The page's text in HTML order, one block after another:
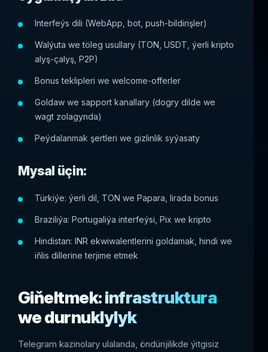
Interfeýs dili (WebApp, bot, push-bildirişler)
Walýuta we töleg usullary (TON, USDT, ýerli kripto
alyş-çalyş, P2P)
Bonus teklipleri we welcome-offerler
Goldaw we sapport kanallary (dogry dilde we
wagt zolagynda)
Peýdalanmak şertleri we gizlinlik syýasaty
Mysal üçin:
Türkiýe: ýerli dil, TON we Papara, lirada bonus
Braziliýa: Portugaliýa interfeýsi, Pix we kripto
Hindistan: INR ekwiwalentlerini goldamak, hindi we
iňlis dillerine terjime etmek
Giňeltmek: infrastruktura
we durnuklylyk
Telegram kazinolary ulalanda, öndürijilikde ýitgisiz